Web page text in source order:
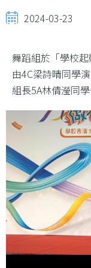
2024-03-23
舞蹈組於「學校
由4C梁詩晴同學
組長5A林倩瀅同